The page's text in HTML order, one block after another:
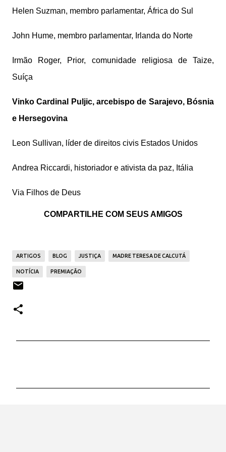
Helen Suzman, membro parlamentar, África do Sul
John Hume, membro parlamentar, Irlanda do Norte
Irmão Roger, Prior, comunidade religiosa de Taize,
Suíça
Vinko Cardinal Puljic, arcebispo de Sarajevo, Bósnia
e Hersegovina
Leon Sullivan, líder de direitos civis Estados Unidos
Andrea Riccardi, historiador e ativista da paz, Itália
Via Filhos de Deus
COMPARTILHE COM SEUS AMIGOS
ARTIGOS BLOG JUSTIÇA MADRE TERESA DE CALCUTÁ
NOTÍCIA PREMIAÇÃO